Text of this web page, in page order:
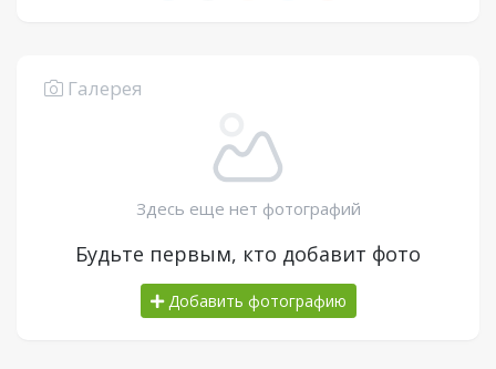
Галерея
Здесь еще нет фотографий
Будьте первым, кто добавит фото
Добавить фотографию